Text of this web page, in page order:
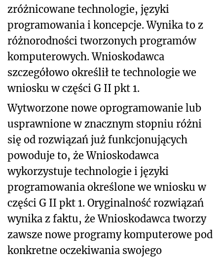
zróżnicowane technologie, języki
programowania i koncepcje. Wynika to z
różnorodności tworzonych programów
komputerowych. Wnioskodawca
szczegółowo określił te technologie we
wniosku w części G II pkt 1.
Wytworzone nowe oprogramowanie lub
usprawnione w znacznym stopniu różni
się od rozwiązań już funkcjonujących
powoduje to, że Wnioskodawca
wykorzystuje technologie i języki
programowania określone we wniosku w
części G II pkt 1. Oryginalność rozwiązań
wynika z faktu, że Wnioskodawca tworzy
zawsze nowe programy komputerowe pod
konkretne oczekiwania swojego